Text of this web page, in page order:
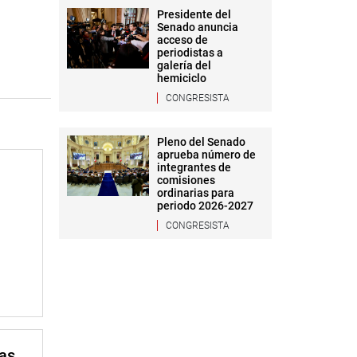
Presidente del
Senado anuncia
acceso de
periodistas a
galería del
hemiciclo
CONGRESISTA
Pleno del Senado
aprueba número de
integrantes de
comisiones
ordinarias para
periodo 2026-2027
CONGRESISTA